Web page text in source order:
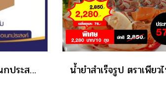
มายองเนส สูตรอเนกประสงค์ เฟรช & กรีน 10 ลัง แถม 2 ลัง